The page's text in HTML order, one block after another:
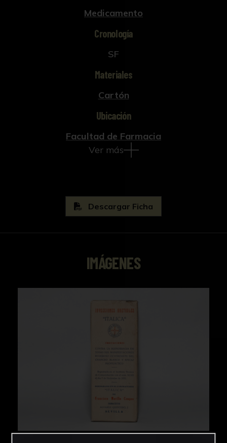
Medicamento
Cronología
SF
Materiales
Cartón
Ubicación
Facultad de Farmacia
Ver más
Descargar Ficha
IMÁGENES